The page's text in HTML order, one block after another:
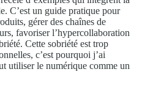
C’est un guide pratique pour
gérer des chaînes de
favoriser l’hypercollaboration
Cette sobriété est trop
c’est pourquoi j’ai
utiliser le numérique comme un